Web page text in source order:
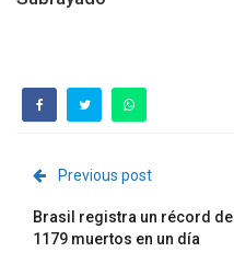
Previous post
Brasil registra un récord de
1179 muertos en un día